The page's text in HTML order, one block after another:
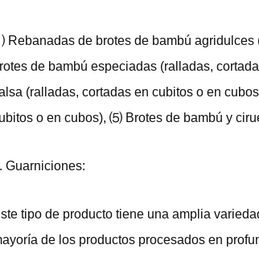
Rebanadas de brotes de bambú
de bambú especiadas (ralladas,
(ralladas, cortadas en cubitos o en
o en cubos), ⑸ Brotes de bambú y
Guarniciones:
tipo de producto tiene una amplia
de los productos procesados en